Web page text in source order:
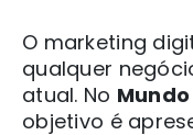
O marketing
qualquer
atual. No
objetivo é